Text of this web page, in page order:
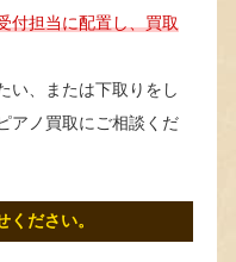
付担当に配置し、買取
い、または下取りをし
アノ買取にご相談くだ
ください。